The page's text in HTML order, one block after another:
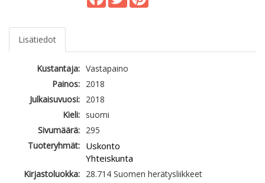
Lisätiedot
Kustantaja: Vastapaino
Painos: 2018
Julkaisuvuosi: 2018
Kieli: suomi
Sivumäärä: 295
Tuoteryhmät: Uskonto
Yhteiskunta
Kirjastoluokka: 28.714 Suomen herätysliikkeet